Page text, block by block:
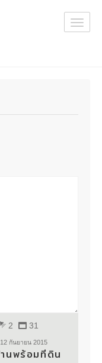
2 31
กันยายน 2015
นพร้อมที่ดิน